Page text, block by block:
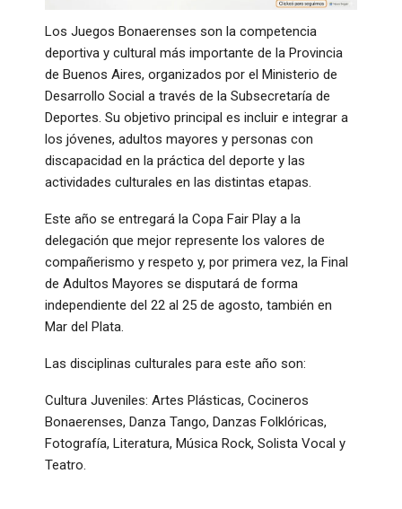
Los Juegos Bonaerenses son la competencia
deportiva y cultural más importante de la Provincia
de Buenos Aires, organizados por el Ministerio de
Desarrollo Social a través de la Subsecretaría de
Deportes. Su objetivo principal es incluir e integrar a
los jóvenes, adultos mayores y personas con
discapacidad en la práctica del deporte y las
actividades culturales en las distintas etapas.
Este año se entregará la Copa Fair Play a la
delegación que mejor represente los valores de
compañerismo y respeto y, por primera vez, la Final
de Adultos Mayores se disputará de forma
independiente del 22 al 25 de agosto, también en
Mar del Plata.
Las disciplinas culturales para este año son:
Cultura Juveniles: Artes Plásticas, Cocineros
Bonaerenses, Danza Tango, Danzas Folklóricas,
Fotografía, Literatura, Música Rock, Solista Vocal y
Teatro.